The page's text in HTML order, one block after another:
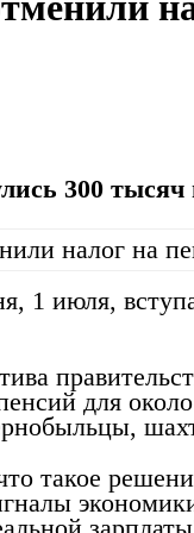
300 тысяч
1 июля,
для
такое